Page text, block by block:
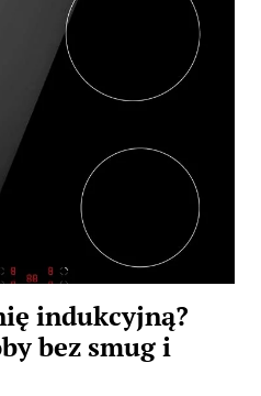
indukcyjną?
bez smug i